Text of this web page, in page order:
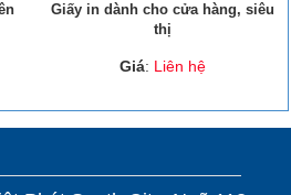
Giấy in dành cho cửa hàng, siêu
thị
Giá: Liên hệ